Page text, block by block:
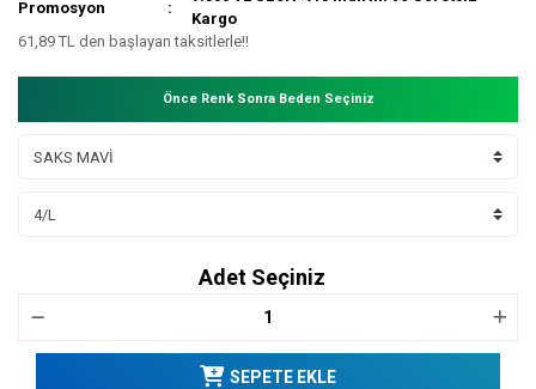
Promosyon
Kargo
61,89 TL den başlayan taksitlerle!!
Önce Renk Sonra Beden Seçiniz
Adet Seçiniz
SEPETE EKLE